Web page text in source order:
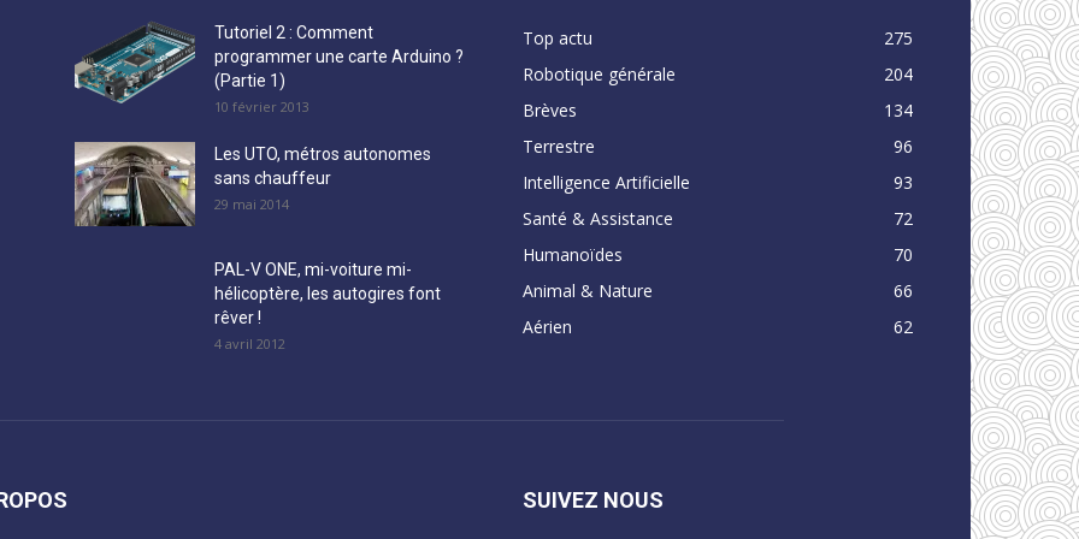
Tutoriel 2 : Comment
programmer une carte Arduino ?
(Partie 1)
10 février 2013
Les UTO, métros autonomes
sans chauffeur
29 mai 2014
PAL-V ONE, mi-voiture mi-
hélicoptère, les autogires font
rêver !
4 avril 2012
Top actu
275
Robotique générale
204
Brèves
134
Terrestre
96
Intelligence Artificielle
93
Santé & Assistance
72
Humanoïdes
70
Animal & Nature
66
Aérien
62
SUIVEZ NOUS